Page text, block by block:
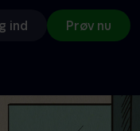
ind Prøv nu